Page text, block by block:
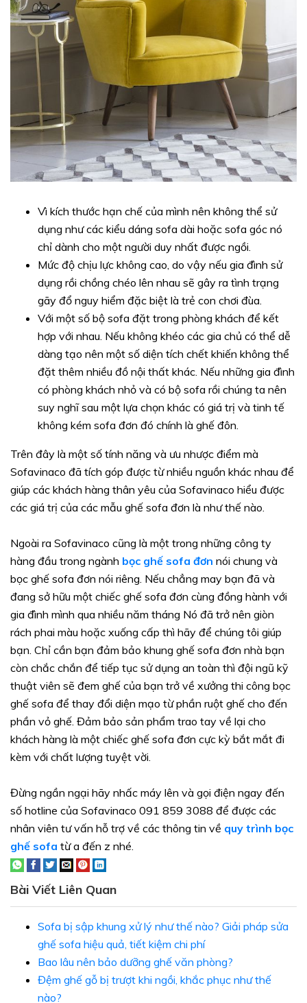
Vì kích thước hạn chế của mình nên không thể sử
dụng như các kiểu dáng sofa dài hoặc sofa góc nó
chỉ dành cho một người duy nhất được ngồi.
Mức độ chịu lực không cao, do vậy nếu gia đình sử
dụng rồi chồng chéo lên nhau sẽ gây ra tình trạng
gãy đổ nguy hiểm đặc biệt là trẻ con chơi đùa.
Với một số bộ sofa đặt trong phòng khách để kết
hợp với nhau. Nếu không khéo các gia chủ có thể dễ
dàng tạo nên một số diện tích chết khiến không thể
đặt thêm nhiều đồ nội thất khác. Nếu những gia đình
có phòng khách nhỏ và có bộ sofa rồi chúng ta nên
suy nghĩ sau một lựa chọn khác có giá trị và tinh tế
không kém sofa đơn đó chính là ghế đôn.
Trên đây là một số tính năng và ưu nhược điểm mà
Sofavinaco đã tích góp được từ nhiều nguồn khác nhau để
giúp các khách hàng thân yêu của Sofavinaco hiểu được
các giá trị của các mẫu ghế sofa đơn là như thế nào.
Ngoài ra Sofavinaco cũng là một trong những công ty
hàng đầu trong ngành bọc ghế sofa đơn nói chung và
bọc ghế sofa đơn nói riêng. Nếu chẳng may bạn đã và
đang sở hữu một chiếc ghế sofa đơn cùng đồng hành với
gia đình mình qua nhiều năm tháng Nó đã trở nên giòn
rách phai màu hoặc xuống cấp thì hãy để chúng tôi giúp
bạn. Chỉ cần bạn đảm bảo khung ghế sofa đơn nhà bạn
còn chắc chắn để tiếp tục sử dụng an toàn thì đội ngũ kỹ
thuật viên sẽ đem ghế của bạn trở về xưởng thi công bọc
ghế sofa để thay đổi diện mạo từ phần ruột ghế cho đến
phần vỏ ghế. Đảm bảo sản phẩm trao tay về lại cho
khách hàng là một chiếc ghế sofa đơn cực kỳ bắt mắt đi
kèm với chất lượng tuyệt vời.
Đừng ngần ngại hãy nhấc máy lên và gọi điện ngay đến
số hotline của Sofavinaco 091 859 3088 để được các
nhân viên tư vấn hỗ trợ về các thông tin về quy trình bọc
ghế sofa từ a đến z nhé.
Bài Viết Liên Quan
Sofa bị sập khung xử lý như thế nào? Giải pháp sửa
ghế sofa hiệu quả, tiết kiệm chi phí
Bao lâu nên bảo dưỡng ghế văn phòng?
Đệm ghế gỗ bị trượt khi ngồi, khắc phục như thế
nào?